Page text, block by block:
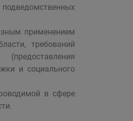
применением
требований
и социального
в сфере